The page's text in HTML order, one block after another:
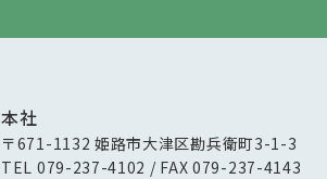
本社
〒671-1132 姫路市大津区勘兵衛町3-1-3
TEL 079-237-4102 / FAX 079-237-4143